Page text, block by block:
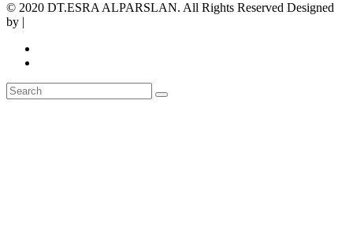
© 2020 DT.ESRA ALPARSLAN. All Rights Reserved Designed
by |